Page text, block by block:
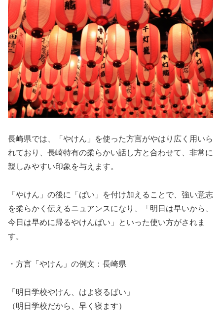
長崎県では、「やけん」を使った方言がやはり広く用いら
れており、長崎特有の柔らかい話し方と合わせて、非常に
親しみやすい印象を与えます。
「やけん」の後に「ばい」を付け加えることで、強い意志
を柔らかく伝えるニュアンスになり、「明日は早いから、
今日は早めに帰るやけんばい」といった使い方がされま
す。
・方言「やけん」の例文：長崎県
「明日学校やけん、はよ寝るばい」
（明日学校だから、早く寝ます）